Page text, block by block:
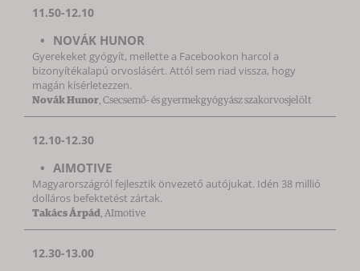
11.50-12.10
NOVÁK HUNOR
Gyerekeket gyógyít, mellette a Facebookon harcol a
bizonyítékalapú orvoslásért. Attól sem riad vissza, hogy
magán kísérletezzen.
Novák Hunor, Csecsemő- és gyermekgyógyász szakorvosjelölt
12.10-12.30
AIMOTIVE
Magyarországról fejlesztik önvezető autójukat. Idén 38 millió
dolláros befektetést zártak.
Takács Árpád, AImotive
12.30-13.00